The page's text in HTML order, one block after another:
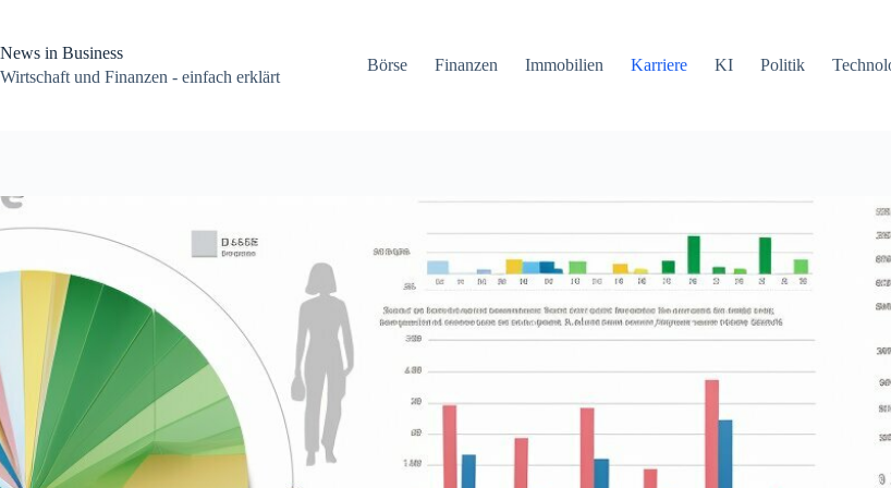
springen
News in Business
Wirtschaft und Finanzen - einfach erklärt
Börse Finanzen Immobilien Karriere KI Politik